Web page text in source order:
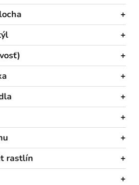
rastlín